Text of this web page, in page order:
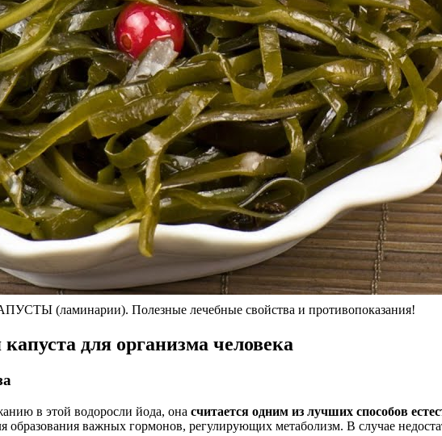
(ламинарии). Полезные лечебные свойства и противопоказания!
для организма человека
в этой водоросли йода, она считается одним из лучших способов
образования важных гормонов, регулирующих метаболизм. В случае